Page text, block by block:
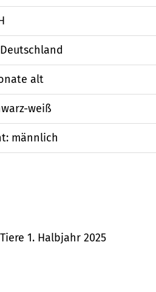
alt
weiß
männlich
1. Halbjahr 2025